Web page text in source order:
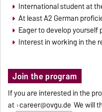
International student at
At least A2 German
Eager to develop
Interest in working in the
Join the program
If you are interested in the
at career@ovgu.de We will